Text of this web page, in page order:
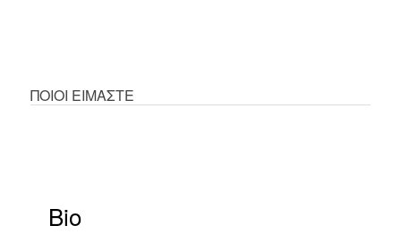
ΠΟΙΟΙ ΕΙΜΑΣΤΕ
Bio